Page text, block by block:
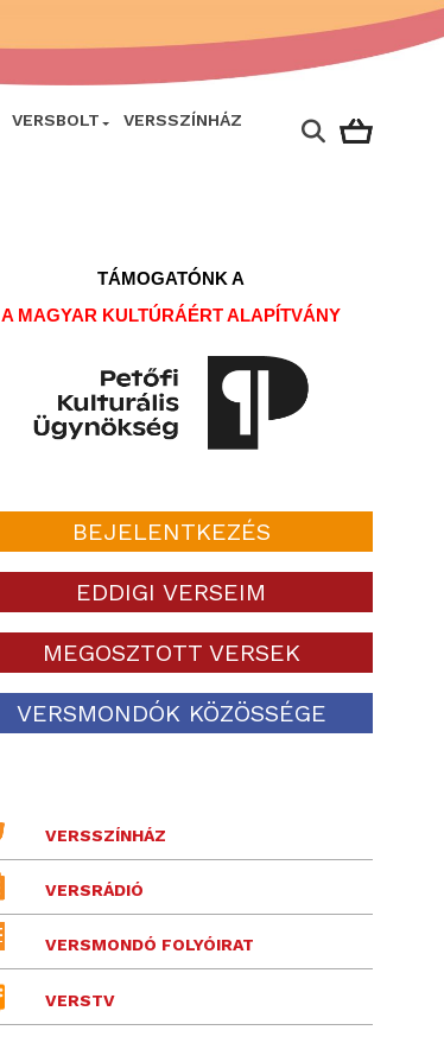
VERSBOLT VERSSZÍNHÁZ
TÁMOGATÓNK A
A MAGYAR KULTÚRÁÉRT ALAPÍTVÁNY
BEJELENTKEZÉS
EDDIGI VERSEIM
MEGOSZTOTT VERSEK
VERSMONDÓK KÖZÖSSÉGE
VERSSZÍNHÁZ
VERSRÁDIÓ
VERSMONDÓ FOLYÓIRAT
VERSTV